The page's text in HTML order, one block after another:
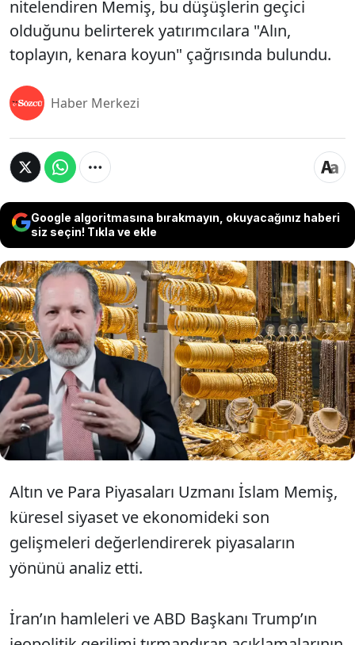
nitelendiren Memiş, bu düşüşlerin geçici
olduğunu belirterek yatırımcılara "Alın,
toplayın, kenara koyun" çağrısında bulundu.
Haber Merkezi
Google algoritmasına bırakmayın, okuyacağınız haberi
siz seçin! Tıkla ve ekle
Piyasalarda jeopolitik gelişmelerin etkisiyle altın
fiyatlarında gerileme yaşanırken, Altın ve Para
Piyasaları Uzmanı İslam Memiş’ten yatırımcılara
yönelik yeni bir analiz geldi. Yaşanan geri
çekilmeleri düğün yapacaklar ve altın borcu olanlar
için bir fırsat olarak nitelendiren Memiş, bu
düşüşlerin geçici olduğunu belirterek yatırımcılara
"Alın, toplayın, kenara koyun" çağrısında bulundu.
Altın ve Para Piyasaları Uzmanı İslam Memiş,
küresel siyaset ve ekonomideki son
gelişmeleri değerlendirerek piyasaların
yönünü analiz etti.
İran’ın hamleleri ve ABD Başkanı Trump’ın